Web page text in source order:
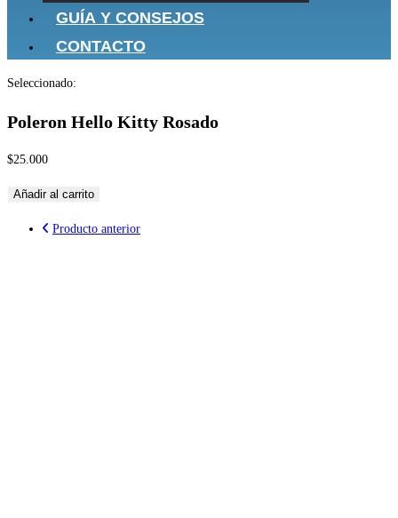
GUÍA Y CONSEJOS
CONTACTO
Seleccionado:
Poleron Hello Kitty Rosado
$25.000
Añadir al carrito
Producto anterior